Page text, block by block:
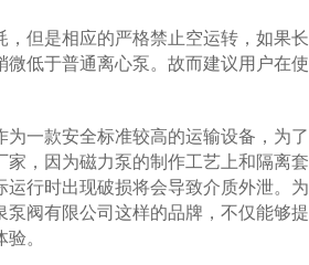
但是相应的严格禁止空运转，如果长
低于普通离心泵。故而建议用户在使
一款安全标准较高的运输设备，为了
，因为磁力泵的制作工艺上和隔离套
行时出现破损将会导致介质外泄。为
阀有限公司这样的品牌，不仅能够提
。